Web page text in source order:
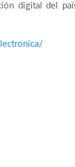
digital del